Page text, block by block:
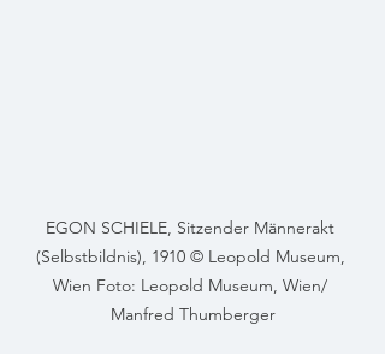
EGON SCHIELE, Sitzender Männerakt
(Selbstbildnis), 1910 © Leopold Museum,
Wien Foto: Leopold Museum, Wien/
Manfred Thumberger